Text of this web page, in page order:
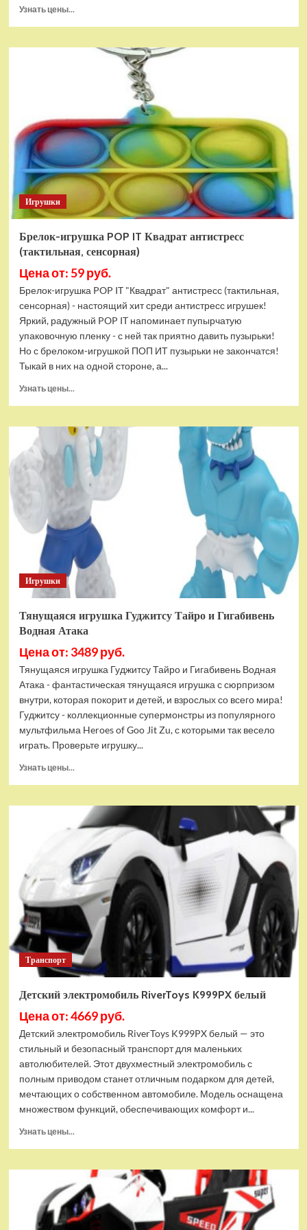
Узнать цены...
Тянущаяся
Паук
Водная
Игрушки
Брелок-игрушка POP IT Квадрат антистресс
(тактильная, сенсорная)
Цена от: 59 руб.
Брелок-игрушка POP IT "Квадрат" антистресс (тактильная,
сенсорная) - настоящий хит среди антистресс игрушек!
Яркий, радужный POP IT напоминает пупырчатую
упаковочную пленку - с ней так приятно давить пузырьки!
Но с брелоком-игрушкой ПОП ИТ пузырьки не закончатся!
Тыкай в них на одной стороне, а...
Узнать цены...
Брелок-
игрушка
POP
Квадрат
антистресс
(тактильная,
сенсорная)
Игрушки
Тянущаяся игрушка Гуджитсу Тайро и Гигабивень
Водная Атака
Цена от: 3489 руб.
Тянущаяся игрушка Гуджитсу Тайро и Гигабивень Водная
Атака - фантастическая тянущаяся игрушка с сюрпризом
внутри, которая покорит и детей, и взрослых со всего мира!
Гуджитсу - коллекционные супермонстры из популярного
мультфильма Heroes of Goo Jit Zu, с которыми так весело
играть. Проверьте игрушку...
Узнать цены...
Тянущаяся
игрушка
Гуджитсу
и
Гигабивень
Водная
Атака
Транспорт
Детский электромобиль RiverToys K999PX белый
Цена от: 4669 руб.
Детский электромобиль RiverToys K999PX белый — это
стильный и безопасный транспорт для маленьких
автолюбителей. Этот двухместный электромобиль с
полным приводом станет отличным подарком для детей,
мечтающих о собственном автомобиле. Модель оснащена
множеством функций, обеспечивающих комфорт и...
Узнать цены...
Детский
электромобиль
RiverToys
K999PX
белый